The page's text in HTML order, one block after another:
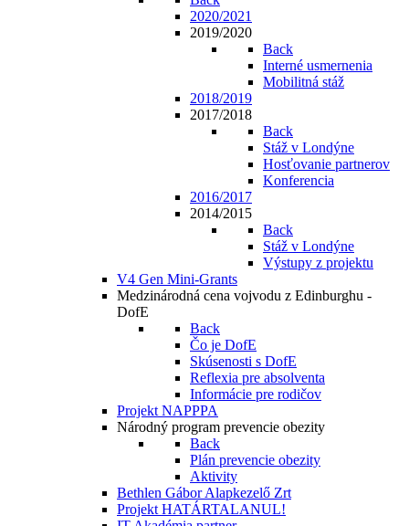
2020/2021
2019/2020
Back
Interné usmernenia
Mobilitná stáž
2018/2019
2017/2018
Back
Stáž v Londýne
Hosťovanie partnerov
Konferencia
2016/2017
2014/2015
Back
Stáž v Londýne
Výstupy z projektu
V4 Gen Mini-Grants
Medzinárodná cena vojvodu z Edinburghu -
DofE
Back
Čo je DofE
Skúsenosti s DofE
Reflexia pre absolventa
Informácie pre rodičov
Projekt NAPPPA
Národný program prevencie obezity
Back
Plán prevencie obezity
Aktivity
Bethlen Gábor Alapkezelő Zrt
Projekt HATÁRTALANUL!